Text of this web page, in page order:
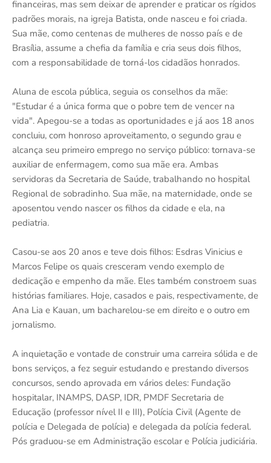
financeiras, mas sem deixar de aprender e praticar os rígidos
padrões morais, na igreja Batista, onde nasceu e foi criada.
Sua mãe, como centenas de mulheres de nosso país e de
Brasília, assume a chefia da família e cria seus dois filhos,
com a responsabilidade de torná-los cidadãos honrados.
Aluna de escola pública, seguia os conselhos da mãe:
"Estudar é a única forma que o pobre tem de vencer na
vida". Apegou-se a todas as oportunidades e já aos 18 anos
concluiu, com honroso aproveitamento, o segundo grau e
alcança seu primeiro emprego no serviço público: tornava-se
auxiliar de enfermagem, como sua mãe era. Ambas
servidoras da Secretaria de Saúde, trabalhando no hospital
Regional de sobradinho. Sua mãe, na maternidade, onde se
aposentou vendo nascer os filhos da cidade e ela, na
pediatria.
Casou-se aos 20 anos e teve dois filhos: Esdras Vinicius e
Marcos Felipe os quais cresceram vendo exemplo de
dedicação e empenho da mãe. Eles também constroem suas
histórias familiares. Hoje, casados e pais, respectivamente, de
Ana Lia e Kauan, um bacharelou-se em direito e o outro em
jornalismo.
A inquietação e vontade de construir uma carreira sólida e de
bons serviços, a fez seguir estudando e prestando diversos
concursos, sendo aprovada em vários deles: Fundação
hospitalar, INAMPS, DASP, IDR, PMDF Secretaria de
Educação (professor nível II e III), Polícia Civil (Agente de
polícia e Delegada de polícia) e delegada da polícia federal.
Pós graduou-se em Administração escolar e Polícia judiciária.